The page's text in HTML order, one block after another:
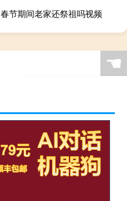
春节期间老家还祭祖吗视频
☚